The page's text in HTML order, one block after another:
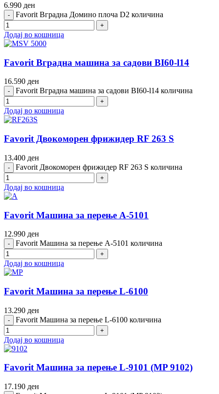
6.990 ден
Favorit Вградна Домино плоча D2 количина
Додај во кошница
Favorit Вградна машина за садови BI60-l14
16.590 ден
Favorit Вградна машина за садови BI60-l14 количина
Додај во кошница
Favorit Двокоморен фрижидер RF 263 S
13.400 ден
Favorit Двокоморен фрижидер RF 263 S количина
Додај во кошница
Favorit Машина за перење A-5101
12.990 ден
Favorit Машина за перење A-5101 количина
Додај во кошница
Favorit Машина за перење L-6100
13.290 ден
Favorit Машина за перење L-6100 количина
Додај во кошница
Favorit Машина за перење L-9101 (MP 9102)
17.190 ден